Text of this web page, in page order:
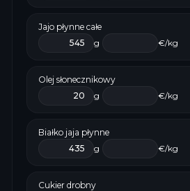
Jajo płynne całe
g
€/kg
Olej słonecznikowy
g
€/kg
Białko jaja płynne
g
€/kg
Cukier drobny